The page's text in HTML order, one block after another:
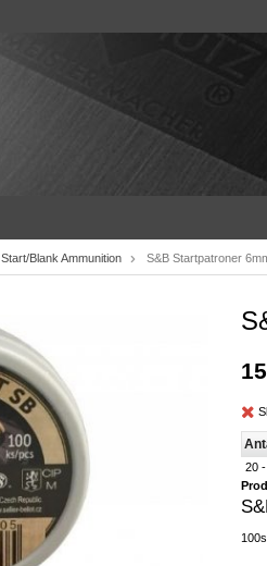
Start/Blank Ammunition S&B Startpatroner
20 -